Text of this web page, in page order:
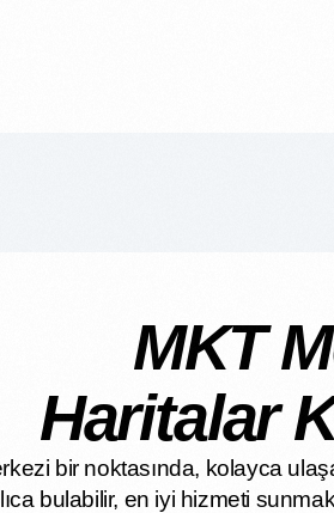
MKT
Haritalar
bir noktasında, kolayca
bulabilir, en iyi hizmeti